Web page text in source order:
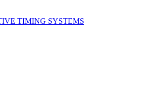
TIMING SYSTEMS